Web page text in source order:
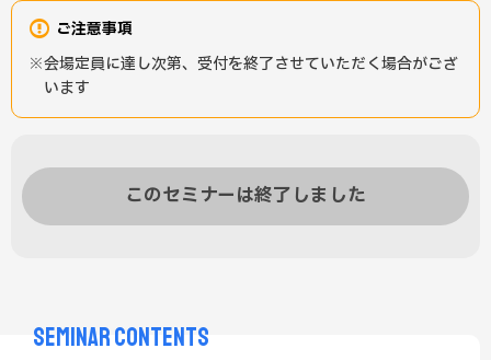
SEMINAR CONTENTS
ご注意事項
会場定員に達し次第、受付を終了させていただく場合がござ
います
このセミナーは終了しました